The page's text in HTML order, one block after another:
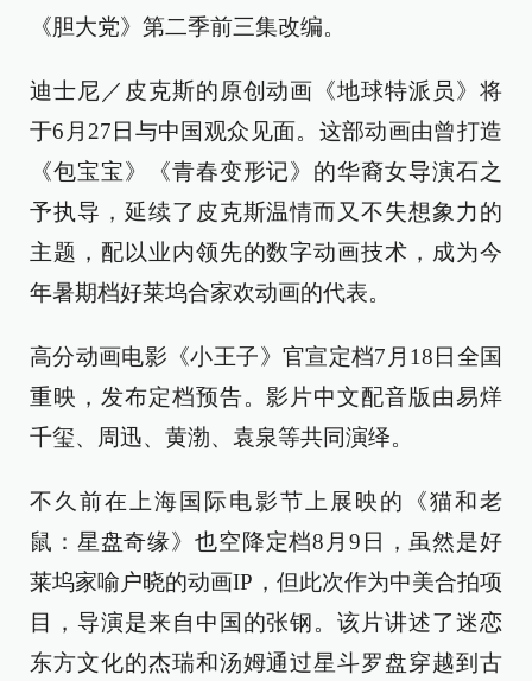
《胆大党》第二季前三集改编。
迪士尼／皮克斯的原创动画《地球特派员》将
于6月27日与中国观众见面。这部动画由曾打造
《包宝宝》《青春变形记》的华裔女导演石之
予执导，延续了皮克斯温情而又不失想象力的
主题，配以业内领先的数字动画技术，成为今
年暑期档好莱坞合家欢动画的代表。
高分动画电影《小王子》官宣定档7月18日全国
重映，发布定档预告。影片中文配音版由易烊
千玺、周迅、黄渤、袁泉等共同演绎。
不久前在上海国际电影节上展映的《猫和老
鼠：星盘奇缘》也空降定档8月9日，虽然是好
莱坞家喻户晓的动画IP，但此次作为中美合拍项
目，导演是来自中国的张钢。该片讲述了迷恋
东方文化的杰瑞和汤姆通过星斗罗盘穿越到古